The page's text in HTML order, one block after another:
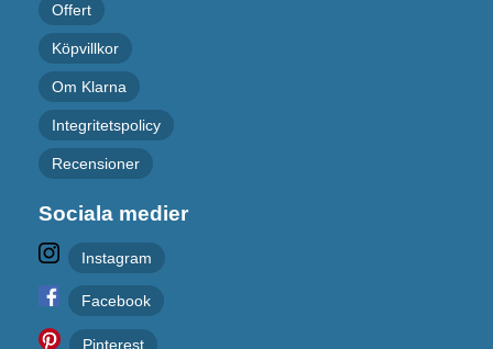
Offert
Köpvillkor
Om Klarna
Integritetspolicy
Recensioner
Sociala medier
Instagram
Facebook
Pinterest